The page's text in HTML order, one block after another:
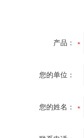
产品：
您的单位：
您的姓名：